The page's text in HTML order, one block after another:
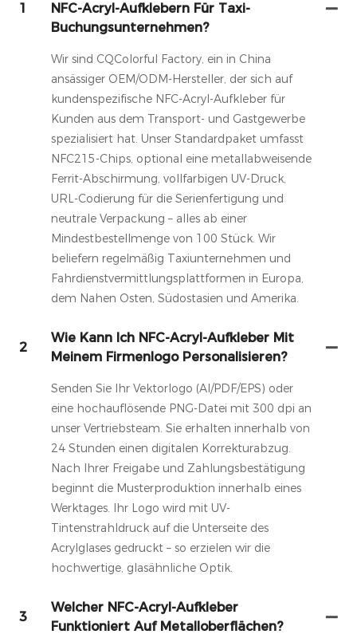
1
NFC-Acryl-Aufklebern Für Taxi-
Buchungsunternehmen?
Wir sind CQColorful Factory, ein in China
ansässiger OEM/ODM-Hersteller, der sich auf
kundenspezifische NFC-Acryl-Aufkleber für
Kunden aus dem Transport- und Gastgewerbe
spezialisiert hat. Unser Standardpaket umfasst
NFC215-Chips, optional eine metallabweisende
Ferrit-Abschirmung, vollfarbigen UV-Druck,
URL-Codierung für die Serienfertigung und
neutrale Verpackung – alles ab einer
Mindestbestellmenge von 100 Stück. Wir
beliefern regelmäßig Taxiunternehmen und
Fahrdienstvermittlungsplattformen in Europa,
dem Nahen Osten, Südostasien und Amerika.
2
Wie Kann Ich NFC-Acryl-Aufkleber Mit
Meinem Firmenlogo Personalisieren?
Senden Sie Ihr Vektorlogo (AI/PDF/EPS) oder
eine hochauflösende PNG-Datei mit 300 dpi an
unser Vertriebsteam. Sie erhalten innerhalb von
24 Stunden einen digitalen Korrekturabzug.
Nach Ihrer Freigabe und Zahlungsbestätigung
beginnt die Musterproduktion innerhalb eines
Werktages. Ihr Logo wird mit UV-
Tintenstrahldruck auf die Unterseite des
Acrylglases gedruckt – so erzielen wir die
hochwertige, glasähnliche Optik.
3
Welcher NFC-Acryl-Aufkleber
Funktioniert Auf Metalloberflächen?